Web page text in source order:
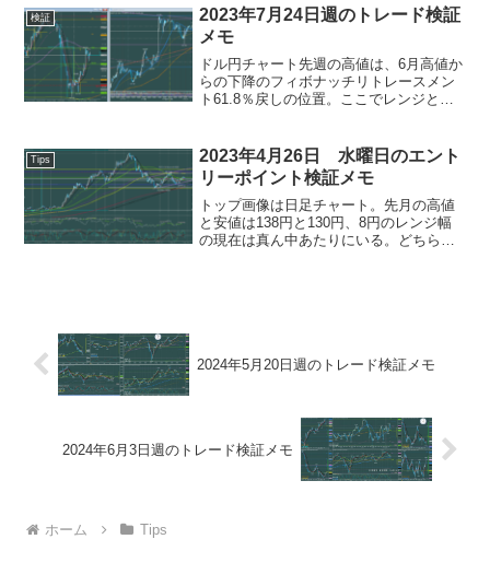
ャート火曜日 5月20日 13:30豪政策...
検証
2023年7月24日週のトレード検証
メモ
ドル円チャート先週の高値は、6月高値か
らの下降のフィボナッチリトレースメン
ト61.8％戻しの位置。ここでレンジとな
ロスカウンター」の検証は先週で終了。
集計値などはここに...
Tips
2023年4月26日 水曜日のエント
リーポイント検証メモ
トップ画像は日足チャート。先月の高値
と安値は138円と130円、8円のレンジ幅
の現在は真ん中あたりにいる。どちらへ
2024年5月20日週のトレード検証メモ
2024年6月3日週のトレード検証メモ
ホーム Tips